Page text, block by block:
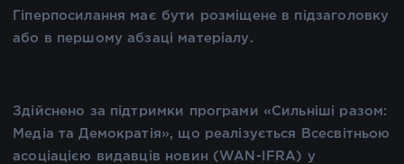
Гіперпосилання має бути розміщене в підзаголовку
або в першому абзаці матеріалу.
Здійснено за підтримки програми «Сильніші разом:
Медіа та Демократія», що реалізується Всесвітньою
асоціацією видавців новин (WAN-IFRA) у